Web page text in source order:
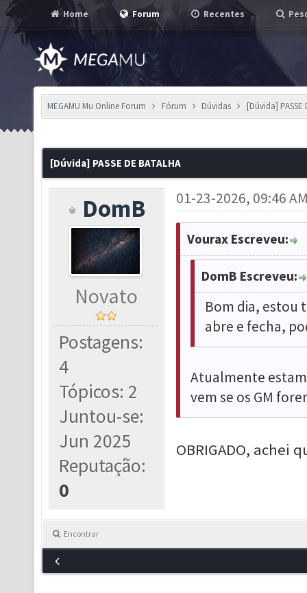
Home Forum Recentes
MEGAMU Mu Online Forum Fórum Dúvidas [Dúvida] PASSE
[Dúvida] PASSE DE BATALHA
DomB
Novato
Postagens:
4
Tópicos: 2
Juntou-se:
Jun 2025
Reputação:
0
01-23-2026, 09:46
Vourax Escreveu:
DomB Escreveu:
Bom dia, estou
abre e fecha,
Atualmente
vem se os GM
OBRIGADO, achei
Encontrar